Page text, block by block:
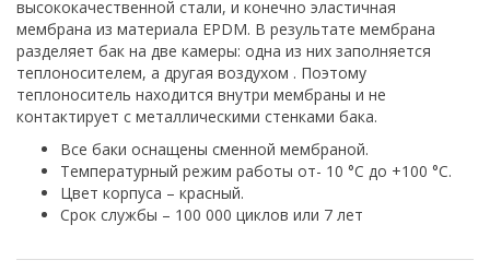
высококачественной стали, и конечно эластичная
мембрана из материала EPDM. В результате мембрана
разделяет бак на две камеры: одна из них заполняется
теплоносителем, а другая воздухом . Поэтому
теплоноситель находится внутри мембраны и не
контактирует с металлическими стенками бака.
Все баки оснащены сменной мембраной.
Температурный режим работы от- 10 °С до +100 °С.
Цвет корпуса – красный.
Срок службы – 100 000 циклов или 7 лет